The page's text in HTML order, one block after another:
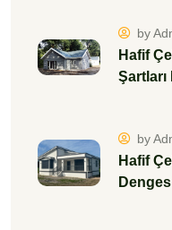
by
Hafif
by
Hafif